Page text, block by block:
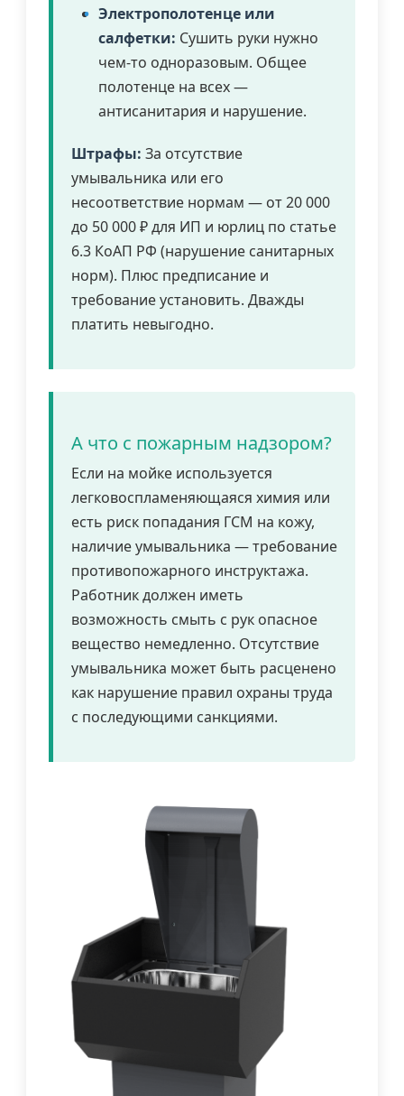
Электрополотенце или
салфетки: Сушить руки нужно
чем-то одноразовым. Общее
полотенце на всех —
антисанитария и нарушение.
Штрафы: За отсутствие
умывальника или его
несоответствие нормам — от 20 000
до 50 000 ₽ для ИП и юрлиц по статье
6.3 КоАП РФ (нарушение санитарных
норм). Плюс предписание и
требование установить. Дважды
платить невыгодно.
А что с пожарным надзором?
Если на мойке используется
легковоспламеняющаяся химия или
есть риск попадания ГСМ на кожу,
наличие умывальника — требование
противопожарного инструктажа.
Работник должен иметь
возможность смыть с рук опасное
вещество немедленно. Отсутствие
умывальника может быть расценено
как нарушение правил охраны труда
с последующими санкциями.